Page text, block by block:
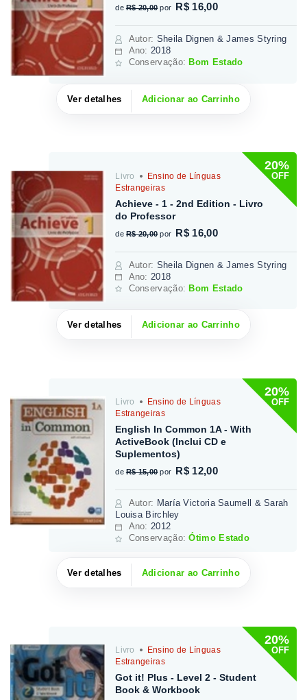
de R$ 20,00 por R$ 16,00
Autor: Sheila Dignen & James Styring
Ano: 2018
Conservação: Bom Estado
Ver detalhes Adicionar ao Carrinho
20%
OFF
Livro
Ensino de Línguas
Estrangeiras
Achieve - 1 - 2nd Edition - Livro
do Professor
de R$ 20,00 por R$ 16,00
Autor: Sheila Dignen & James Styring
Ano: 2018
Conservação:Bom Estado
Ver detalhes Adicionar ao Carrinho
20%
OFF
Livro
Ensino de Línguas
Estrangeiras
English In Common 1A - With
ActiveBook (Inclui CD e
Suplementos)
de R$ 15,00 por R$ 12,00
Autor: María Victoria Saumell & Sarah
Louisa Birchley
Ano: 2012
Conservação:Ótimo Estado
Ver detalhes Adicionar ao Carrinho
20%
OFF
Livro
Ensino de Línguas
Estrangeiras
Got it! Plus - Level 2 - Student
Book & Workbook